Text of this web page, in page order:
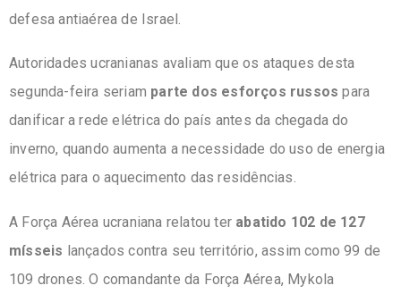
defesa antiaérea de Israel.
Autoridades ucranianas avaliam que os ataques desta
segunda-feira seriam parte dos esforços russos para
danificar a rede elétrica do país antes da chegada do
inverno, quando aumenta a necessidade do uso de energia
elétrica para o aquecimento das residências.
A Força Aérea ucraniana relatou ter abatido 102 de 127
mísseis lançados contra seu território, assim como 99 de
109 drones. O comandante da Força Aérea, Mykola